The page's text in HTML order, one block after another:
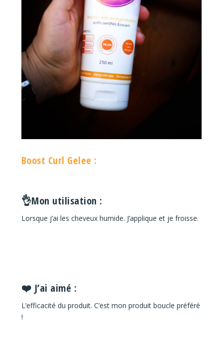
Boost Curl Gelee :
👌Mon utilisation :
Lorsque j’ai les cheveux humide. J’applique et je froisse.
❤️ J’ai aimé :
L’efficacité du produit. C’est mon produit boucle préféré
!